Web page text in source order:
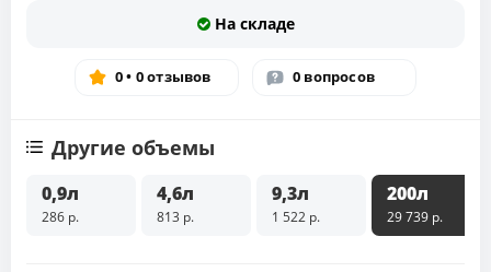
На складе
0 • 0 отзывов 0 вопросов
Другие объемы
0,9л
286 р.
4,6л
813 р.
9,3л
1 522 р.
200л
29 739 р.